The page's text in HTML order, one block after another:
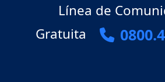
Línea de
Gratuita